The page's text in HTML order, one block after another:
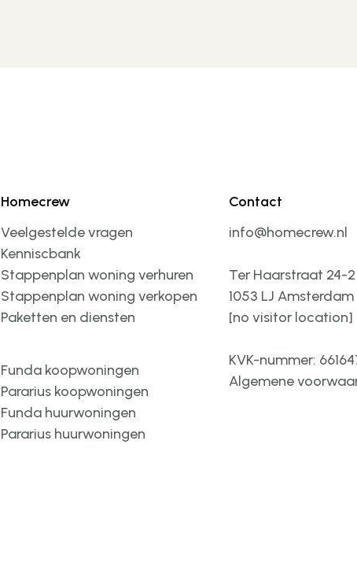
Homecrew
Veelgestelde vragen
Kenniscbank
Stappenplan woning verhuren
Stappenplan woning verkopen
Paketten en diensten
Funda koopwoningen
Pararius koopwoningen
Funda huurwoningen
Pararius huurwoningen
Contact
info@homecrew.nl
Ter Haarstraat 24-2
1053 LJ Amsterdam
[no visitor location]
KVK-nummer:
Algemene